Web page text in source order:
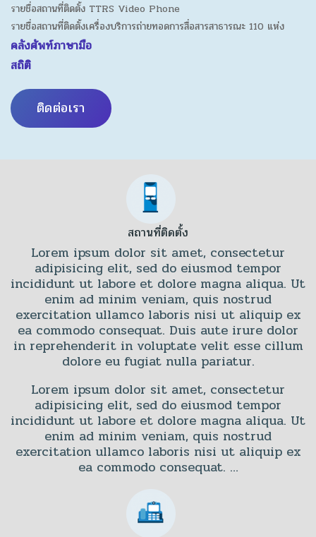
รายชื่อสถานที่ติดตั้ง TTRS Video Phone
รายชื่อสถานที่ติดตั้งเครื่องบริการถ่ายทอดการสื่อสารสาธารณะ 110 แห่ง
คลังศัพท์ภาษามือ
สถิติ
ติดต่อเรา
สถานที่ติดตั้ง
Lorem ipsum dolor sit amet, consectetur
adipisicing elit, sed do eiusmod tempor
incididunt ut labore et dolore magna aliqua. Ut
enim ad minim veniam, quis nostrud
exercitation ullamco laboris nisi ut aliquip ex
ea commodo consequat. Duis aute irure dolor
in reprehenderit in voluptate velit esse cillum
dolore eu fugiat nulla pariatur.
Lorem ipsum dolor sit amet, consectetur
adipisicing elit, sed do eiusmod tempor
incididunt ut labore et dolore magna aliqua. Ut
enim ad minim veniam, quis nostrud
exercitation ullamco laboris nisi ut aliquip ex
ea commodo consequat. …